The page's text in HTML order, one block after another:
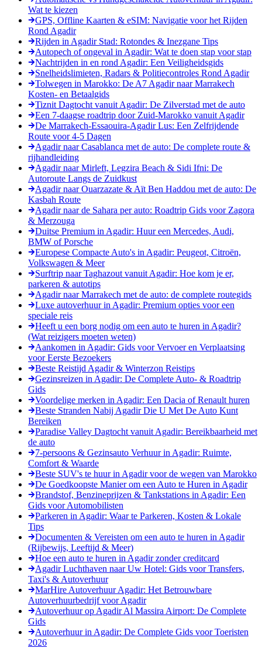
Wat te kiezen
GPS, Offline Kaarten & eSIM: Navigatie voor het Rijden
Rond Agadir
Rijden in Agadir Stad: Rotondes & Inezgane Tips
Autopech of ongeval in Agadir: Wat te doen stap voor stap
Nachtrijden in en rond Agadir: Een Veiligheidsgids
Snelheidslimieten, Radars & Politiecontroles Rond Agadir
Tolwegen in Marokko: De A7 Agadir naar Marrakech
Kosten- en Betaalgids
Tiznit Dagtocht vanuit Agadir: De Zilverstad met de auto
Een 7-daagse roadtrip door Zuid-Marokko vanuit Agadir
De Marrakech-Essaouira-Agadir Lus: Een Zelfrijdende
Route voor 4-5 Dagen
Agadir naar Casablanca met de auto: De complete route &
rijhandleiding
Agadir naar Mirleft, Legzira Beach & Sidi Ifni: De
Autoroute Langs de Zuidkust
Agadir naar Ouarzazate & Aït Ben Haddou met de auto: De
Kasbah Route
Agadir naar de Sahara per auto: Roadtrip Gids voor Zagora
& Merzouga
Duitse Premium in Agadir: Huur een Mercedes, Audi,
BMW of Porsche
Europese Compacte Auto's in Agadir: Peugeot, Citroën,
Volkswagen & Meer
Surftrip naar Taghazout vanuit Agadir: Hoe kom je er,
parkeren & autotips
Agadir naar Marrakech met de auto: de complete routegids
Luxe autoverhuur in Agadir: Premium opties voor een
speciale reis
Heeft u een borg nodig om een auto te huren in Agadir?
(Wat reizigers moeten weten)
Aankomen in Agadir: Gids voor Vervoer en Verplaatsing
voor Eerste Bezoekers
Beste Reistijd Agadir & Winterzon Reistips
Gezinsreizen in Agadir: De Complete Auto- & Roadtrip
Gids
Voordelige merken in Agadir: Een Dacia of Renault huren
Beste Stranden Nabij Agadir Die U Met De Auto Kunt
Bereiken
Paradise Valley Dagtocht vanuit Agadir: Bereikbaarheid met
de auto
7-persoons & Gezinsauto Verhuur in Agadir: Ruimte,
Comfort & Waarde
Beste SUV's te huur in Agadir voor de wegen van Marokko
De Goedkoopste Manier om een Auto te Huren in Agadir
Brandstof, Benzineprijzen & Tankstations in Agadir: Een
Gids voor Automobilisten
Parkeren in Agadir: Waar te Parkeren, Kosten & Lokale
Tips
Documenten & Vereisten om een auto te huren in Agadir
(Rijbewijs, Leeftijd & Meer)
Hoe een auto te huren in Agadir zonder creditcard
Agadir Luchthaven naar Uw Hotel: Gids voor Transfers,
Taxi's & Autoverhuur
MarHire Autoverhuur Agadir: Het Betrouwbare
Autoverhuurbedrijf voor Agadir
Autoverhuur op Agadir Al Massira Airport: De Complete
Gids
Autoverhuur in Agadir: De Complete Gids voor Toeristen
2026